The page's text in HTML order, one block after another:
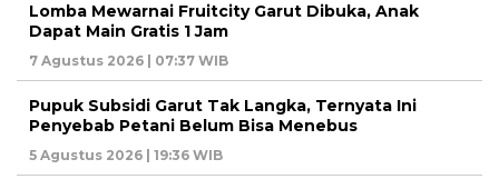
Lomba Mewarnai Fruitcity Garut Dibuka, Anak
Dapat Main Gratis 1 Jam
7 Agustus 2026 | 07:37 WIB
Pupuk Subsidi Garut Tak Langka, Ternyata Ini
Penyebab Petani Belum Bisa Menebus
5 Agustus 2026 | 19:36 WIB